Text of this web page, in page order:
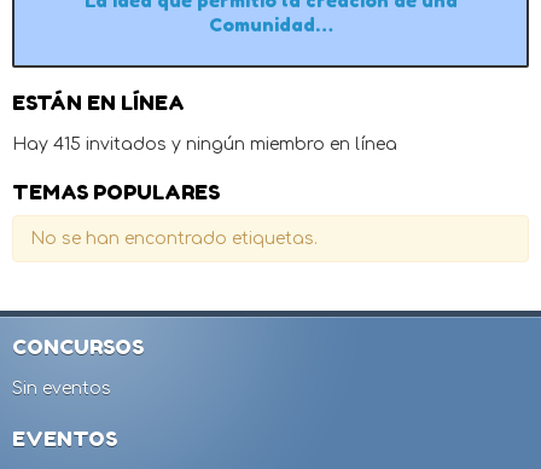
Comunidad…
ESTÁN EN LÍNEA
Hay 415 invitados y ningún miembro en línea
TEMAS POPULARES
No se han encontrado etiquetas.
CONCURSOS
Sin eventos
EVENTOS